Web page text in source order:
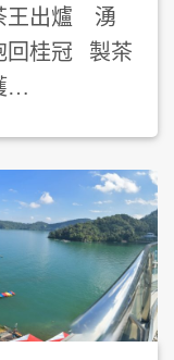
王出爐 湧
回桂冠 製茶
…